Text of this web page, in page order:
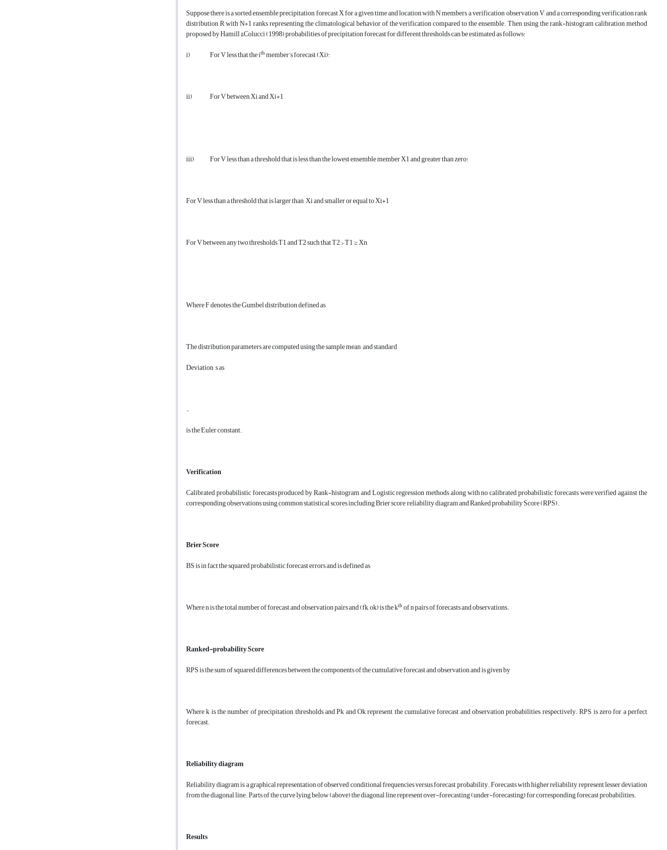
Suppose there is a sorted ensemble precipitation forecast X for a given time and location with N members, a verification observation V, and a corresponding verification rank
distribution R with N+1 ranks representing the climatological behavior of the verification compared to the ensemble. Then using the rank-histogram calibration method
proposed by Hamill &Colucci (1998) probabilities of precipitation forecast for different thresholds can be estimated as follows:
i) For V less that the ithmember’s forecast (Xi):
ii) For V between Xi and Xi+1
iii) For V less than a threshold that is less than the lowest ensemble member X1 and greater than zero:
For V less than a threshold that is larger than Xi and smaller or equal to Xi+1
For V between any two thresholds T1 and T2 such that T2 > T1 ≥ Xn
Where F denotes the Gumbel distribution defined as
The distribution parameters are computed using the sample mean and standard
Deviation s as
–
is the Euler constant.
Verification
Calibrated probabilistic forecasts produced by Rank-histogram and Logistic regression methods along with no calibrated probabilistic forecasts were verified against the
corresponding observations using common statistical scores including Brier score, reliability diagram and Ranked probability Score (RPS).
Brier Score
BS is in fact the squared probabilistic forecast errors and is defined as
Where n is the total number of forecast and observation pairs and (fk, ok) is the kthof n pairs of forecasts and observations.
Ranked-probability Score
RPS is the sum of squared differences between the components of the cumulative forecast and observation and is given by
Where k is the number of precipitation thresholds and Pk and Ok represent the cumulative forecast and observation probabilities respectively. RPS is zero for a perfect
forecast.
Reliability diagram
Reliability diagram is a graphical representation of observed conditional frequencies versus forecast probability. Forecasts with higher reliability represent lesser deviation
from the diagonal line. Parts of the curve lying below (above) the diagonal line represent over-forecasting (under-forecasting) for corresponding forecast probabilities.
Results